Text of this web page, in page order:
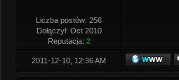
Liczba postów: 256
Dołączył: Oct 2010
Reputacja: 2
2011-12-10, 12:36 AM